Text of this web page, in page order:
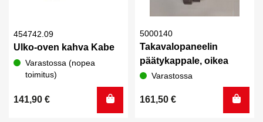
454742.09
Ulko-oven kahva Kabe
Varastossa (nopea
toimitus)
141,90 €
5000140
Takavalopaneelin
päätykappale, oikea
Varastossa
161,50 €